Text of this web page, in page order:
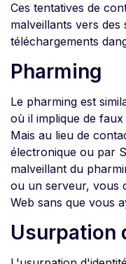
Ces tentatives de
malveillants vers des
téléchargements
Pharming
Le pharming est
où il implique de
Mais au lieu de
électronique ou par
malveillant du
ou un serveur, vous
Web sans que vous
Usurpation